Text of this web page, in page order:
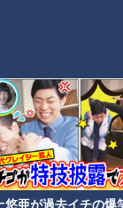
悠亜が過去イチの爆